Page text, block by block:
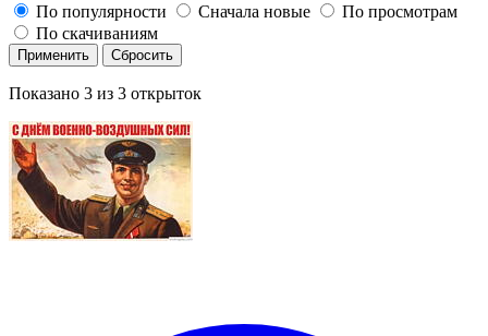
По популярности
Сначала новые
По просмотрам
По скачиваниям
Применить Сбросить
Показано 3 из 3 открыток